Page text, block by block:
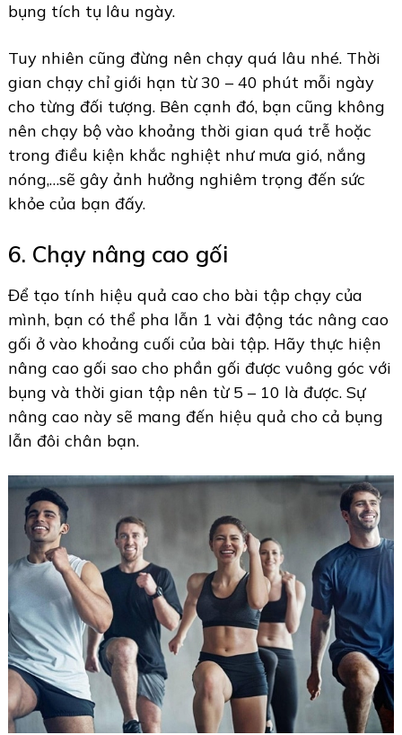
bụng tích tụ lâu ngày.
Tuy nhiên cũng đừng nên chạy quá lâu nhé. Thời
gian chạy chỉ giới hạn từ 30 – 40 phút mỗi ngày
cho từng đối tượng. Bên cạnh đó, bạn cũng không
nên chạy bộ vào khoảng thời gian quá trễ hoặc
trong điều kiện khắc nghiệt như mưa gió, nắng
nóng,…sẽ gây ảnh hưởng nghiêm trọng đến sức
khỏe của bạn đấy.
6. Chạy nâng cao gối
Để tạo tính hiệu quả cao cho bài tập chạy của
mình, bạn có thể pha lẫn 1 vài động tác nâng cao
gối ở vào khoảng cuối của bài tập. Hãy thực hiện
nâng cao gối sao cho phần gối được vuông góc với
bụng và thời gian tập nên từ 5 – 10 là được. Sự
nâng cao này sẽ mang đến hiệu quả cho cả bụng
lẫn đôi chân bạn.